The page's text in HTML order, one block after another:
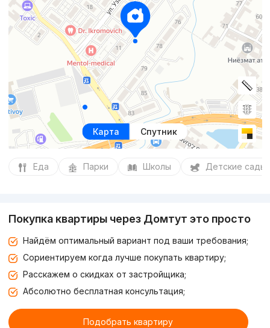
Карта Спутник
Еда Парки Школы Детские сады
Покупка квартиры через Домтут это просто
Найдём оптимальный вариант под ваши требования;
Сориентируем когда лучше покупать квартиру;
Расскажем о скидках от застройщика;
Абсолютно бесплатная консультация;
Подобрать квартиру